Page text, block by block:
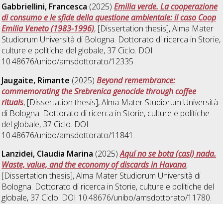
Gabbriellini, Francesca (2025)Emilia verde. La cooperazione
di consumo e le sfide della questione ambientale: il caso Coop
Emilia Veneto (1983-1996), [Dissertation thesis], Alma Mater
Studiorum Università di Bologna. Dottorato di ricerca in Storie,
culture e politiche del globale, 37 Ciclo. DOI
10.48676/unibo/amsdottorato/12335.
Jaugaite, Rimante (2025)Beyond remembrance:
commemorating the Srebrenica genocide through coffee
rituals, [Dissertation thesis], Alma Mater Studiorum Università
di Bologna. Dottorato di ricerca in Storie, culture e politiche
del globale, 37 Ciclo. DOI
10.48676/unibo/amsdottorato/11841.
Lanzidei, Claudia Marina (2025)Aquí no se bota (casi) nada.
Waste, value, and the economy of discards in Havana,
[Dissertation thesis], Alma Mater Studiorum Università di
Bologna. Dottorato di ricerca in Storie, culture e politiche del
globale, 37 Ciclo. DOI 10.48676/unibo/amsdottorato/11780.